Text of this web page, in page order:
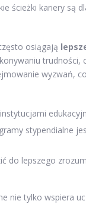
ścieżki kariery są
osiągają
trudności,
wyzwań,
stypendialne
do lepszego
nie tylko wspiera